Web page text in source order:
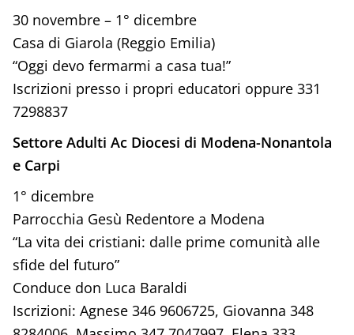
30 novembre – 1° dicembre
Casa di Giarola (Reggio Emilia)
“Oggi devo fermarmi a casa tua!”
Iscrizioni presso i propri educatori oppure 331
7298837
Settore Adulti Ac Diocesi di Modena-Nonantola
e Carpi
1° dicembre
Parrocchia Gesù Redentore a Modena
“La vita dei cristiani: dalle prime comunità alle
sfide del futuro”
Conduce don Luca Baraldi
Iscrizioni: Agnese 346 9606725, Giovanna 348